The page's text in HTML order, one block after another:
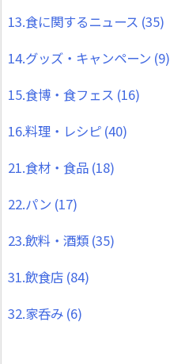
13.食に関するニュース (35)
14.グッズ・キャンペーン (9)
15.食博・食フェス (16)
16.料理・レシピ (40)
21.食材・食品 (18)
22.パン (17)
23.飲料・酒類 (35)
31.飲食店 (84)
32.家呑み (6)